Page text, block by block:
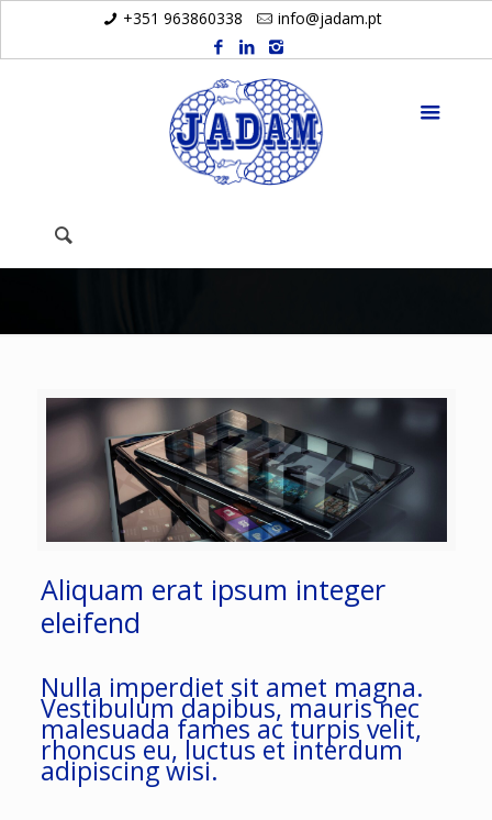
+351 963860338 info@jadam.pt
Aliquam erat ipsum integer
eleifend
Nulla imperdiet sit amet magna.
Vestibulum dapibus,mauris nec
malesuada fames ac turpis velit,
rhoncus eu,luctus et interdum
adipiscing wisi.